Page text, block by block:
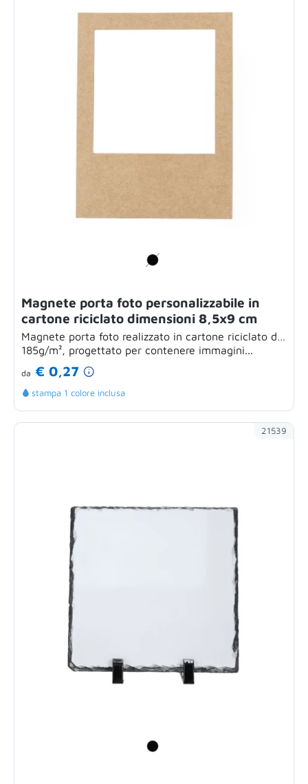
Magnete porta foto personalizzabile in
cartone riciclato dimensioni 8,5x9 cm
Magnete porta foto realizzato in cartone riciclato da
185g/m², progettato per contenere immagini...
da € 0,27
stampa 1 colore inclusa
21539